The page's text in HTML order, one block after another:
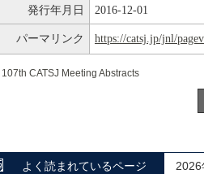
発行年月日 2016-12-01
パーマリンク https://catsj.jp/jnl/
107th CATSJ Meeting Abstracts
よく読まれているページ